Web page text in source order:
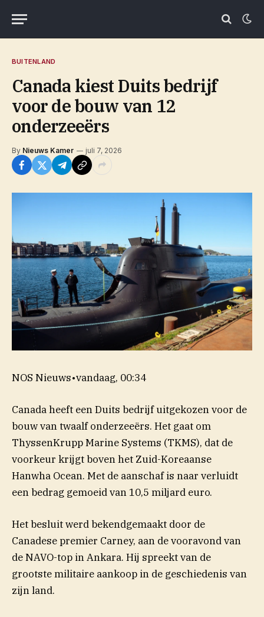
BUITENLAND
Canada kiest Duits bedrijf
voor de bouw van 12
onderzeeërs
By Nieuws Kamer juli 7, 2026
NOS Nieuws•vandaag, 00:34
Canada heeft een Duits bedrijf uitgekozen voor de
bouw van twaalf onderzeeërs. Het gaat om
ThyssenKrupp Marine Systems (TKMS), dat de
voorkeur krijgt boven het Zuid-Koreaanse
Hanwha Ocean. Met de aanschaf is naar verluidt
een bedrag gemoeid van 10,5 miljard euro.
Het besluit werd bekendgemaakt door de
Canadese premier Carney, aan de vooravond van
de NAVO-top in Ankara. Hij spreekt van de
grootste militaire aankoop in de geschiedenis van
zijn land.